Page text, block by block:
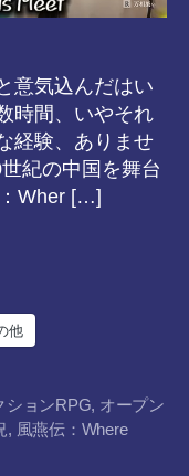
意気込んだはい
時間、いやそれ
経験、ありませ
紀の中国を舞台
Wher […]
他
ションRPG, オープン
, 風燕伝：Where